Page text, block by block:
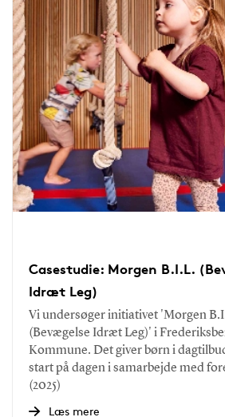
Casestudie: Morgen B.I.L.
Idræt Leg)
Vi undersøger initiativet 'Morgen
(Bevægelse Idræt Leg)' i
Kommune. Det giver børn i
start på dagen i samarbejde med
(2025)
Læs mere